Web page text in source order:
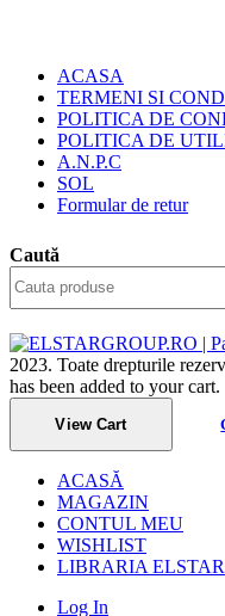
ACASA
TERMENI SI
POLITICA DE
POLITICA DE
A.N.P.C
SOL
Formular de retur
Caută
2023. Toate drepturile
has been added to your cart.
View Cart
ACASĂ
MAGAZIN
CONTUL MEU
WISHLIST
LIBRARIA ELSTAR
Log In